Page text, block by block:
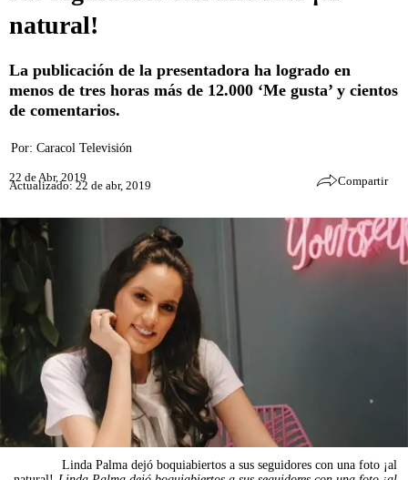
natural!
La publicación de la presentadora ha logrado en
menos de tres horas más de 12.000 ‘Me gusta’ y cientos
de comentarios.
Por: Caracol Televisión
22 de Abr, 2019
Actualizado: 22 de abr, 2019 Compartir
Linda Palma dejó boquiabiertos a sus seguidores con una foto ¡al